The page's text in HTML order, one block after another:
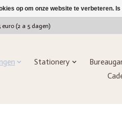
euro (2 a 5 dagen)
Stationery
op om onze website te verbeteren.